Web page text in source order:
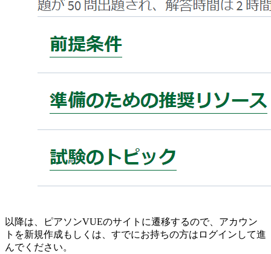
以降は、ピアソンVUEのサイトに遷移するので、アカウン
トを新規作成もしくは、すでにお持ちの方はログインして進
んでください。